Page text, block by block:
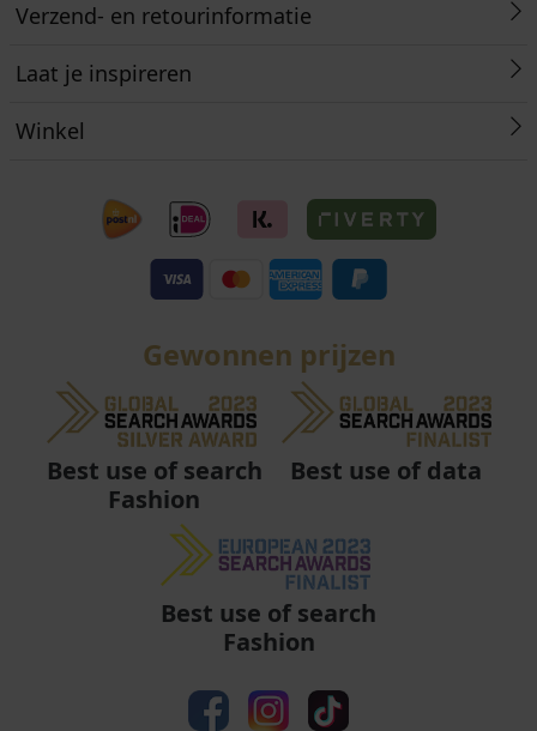
Verzend- en retourinformatie
Laat je inspireren
Winkel
Gewonnen prijzen
Best use of search
Fashion
Best use of data
Best use of search
Fashion